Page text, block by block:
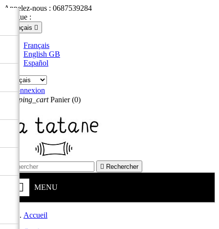
Appelez-nous : 0687539284
Langue :
Français 
Français
English GB
Español
 Connexion
shopping_cart Panier (0)
 Rechercher
MENU
Accueil